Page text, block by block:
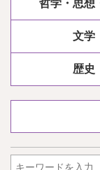
哲学・思想
文学
歴史